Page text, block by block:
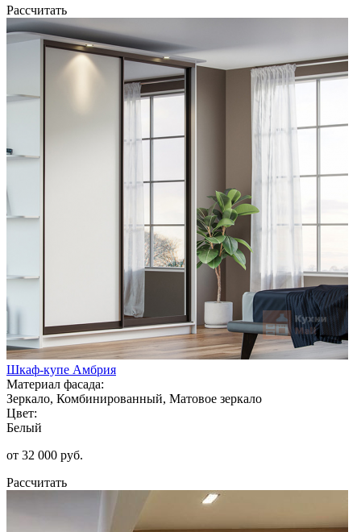
Рассчитать
Шкаф-купе Амбрия
Материал фасада:
Зеркало, Комбинированный, Матовое зеркало
Цвет:
Белый
от 32 000 руб.
Рассчитать